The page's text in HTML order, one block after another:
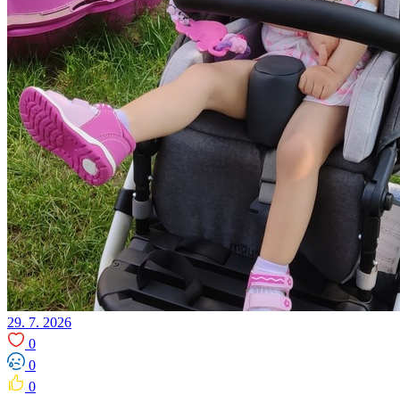
29. 7. 2026
0
0
0